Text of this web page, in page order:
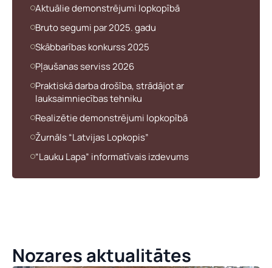
Aktuālie demonstrējumi lopkopībā
Bruto segumi par 2025. gadu
Skābbarības konkurss 2025
Pļaušanas serviss 2026
Praktiskā darba drošība, strādājot ar
lauksaimniecības tehniku
Realizētie demonstrējumi lopkopībā
Žurnāls “Latvijas Lopkopis”
“Lauku Lapa” informatīvais izdevums
Nozares aktualitātes
Pieteikties